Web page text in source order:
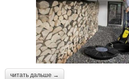
читать дальше →